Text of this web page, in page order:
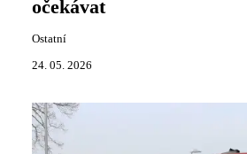
očekávat
Ostatní
24. 05. 2026